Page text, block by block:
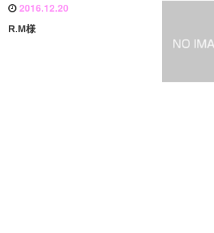
2016.12.20
R.M様